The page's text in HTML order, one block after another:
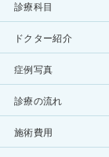
診療科目
ドクター紹介
症例写真
診療の流れ
施術費用